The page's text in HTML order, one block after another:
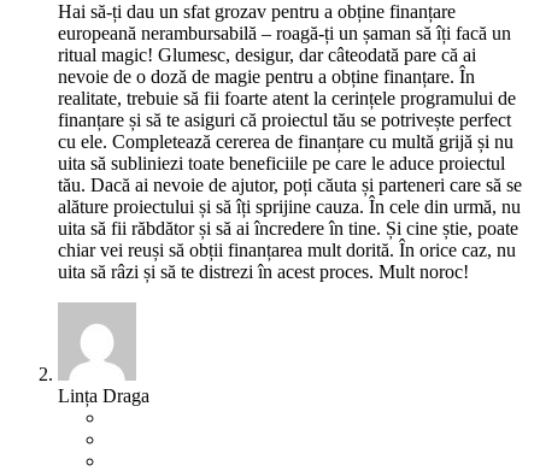
Hai să-ți dau un sfat grozav pentru a obține finanțare
europeană nerambursabilă – roagă-ți un șaman să îți facă un
ritual magic! Glumesc, desigur, dar câteodată pare că ai
nevoie de o doză de magie pentru a obține finanțare. În
realitate, trebuie să fii foarte atent la cerințele programului de
finanțare și să te asiguri că proiectul tău se potrivește perfect
cu ele. Completează cererea de finanțare cu multă grijă și nu
uita să subliniezi toate beneficiile pe care le aduce proiectul
tău. Dacă ai nevoie de ajutor, poți căuta și parteneri care să se
alăture proiectului și să îți sprijine cauza. În cele din urmă, nu
uita să fii răbdător și să ai încredere în tine. Și cine știe, poate
chiar vei reuși să obții finanțarea mult dorită. În orice caz, nu
uita să râzi și să te distrezi în acest proces. Mult noroc!
Lința Draga